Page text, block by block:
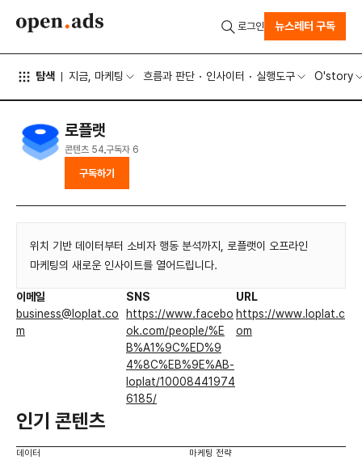
탐색 지금, 마케팅 흐름과 판단 인사이터 실행도구 O'story
로그인 뉴스레터 구독
로플랫
콘텐츠 54 구독자 6
구독하기
위치 기반 데이터부터 소비자 행동 분석까지, 로플랫이 오프라인
마케팅의 새로운 인사이트를 열어드립니다.
이메일
business@loplat.co
m
SNS
https://www.facebo
ok.com/people/%E
B%A1%9C%ED%9
4%8C%EB%9E%AB-
loplat/10008441974
6185/
URL
https://www.loplat.c
om
인기 콘텐츠
데이터 마케팅 전략